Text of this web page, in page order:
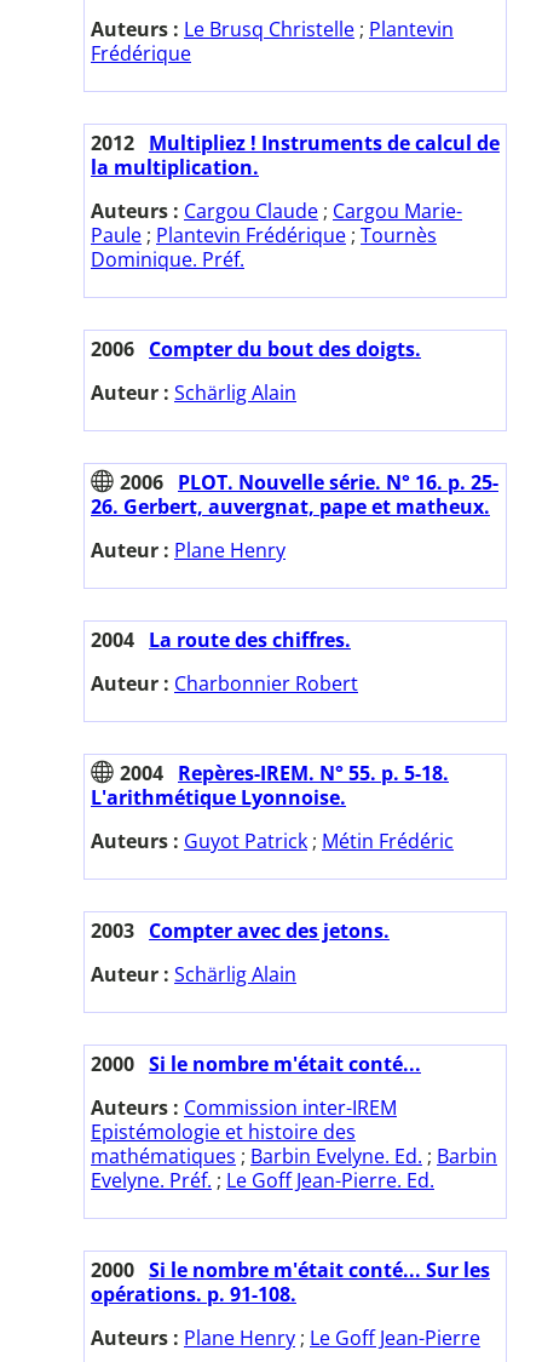
Auteurs : Le Brusq Christelle ; Plantevin
Frédérique
2012 Multipliez ! Instruments de calcul de
la multiplication.
Auteurs : Cargou Claude ; Cargou Marie-
Paule ; Plantevin Frédérique ; Tournès
Dominique. Préf.
2006 Compter du bout des doigts.
Auteur : Schärlig Alain
2006 PLOT. Nouvelle série. N° 16. p. 25-
26. Gerbert, auvergnat, pape et matheux.
Auteur : Plane Henry
2004 La route des chiffres.
Auteur : Charbonnier Robert
2004 Repères-IREM. N° 55. p. 5-18.
L'arithmétique Lyonnoise.
Auteurs : Guyot Patrick ; Métin Frédéric
2003 Compter avec des jetons.
Auteur : Schärlig Alain
2000 Si le nombre m'était conté...
Auteurs : Commission inter-IREM
Epistémologie et histoire des
mathématiques ; Barbin Evelyne. Ed. ; Barbin
Evelyne. Préf. ; Le Goff Jean-Pierre. Ed.
2000 Si le nombre m'était conté... Sur les
opérations. p. 91-108.
Auteurs : Plane Henry ; Le Goff Jean-Pierre